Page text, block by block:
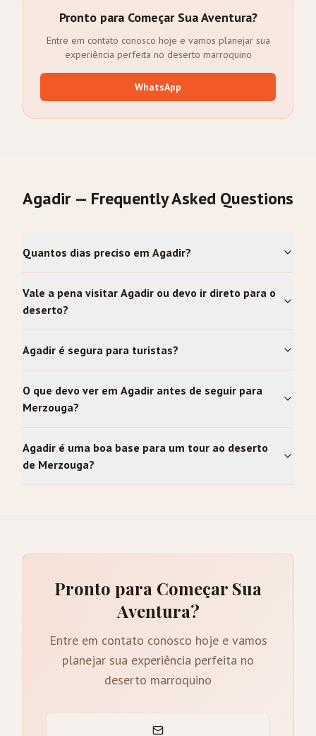
Pronto para Começar Sua Aventura?
Entre em contato conosco hoje e vamos planejar sua
experiência perfeita no deserto marroquino
WhatsApp
Agadir — Frequently Asked Questions
Quantos dias preciso em Agadir?
Vale a pena visitar Agadir ou devo ir direto para o
deserto?
Agadir é segura para turistas?
O que devo ver em Agadir antes de seguir para
Merzouga?
Agadir é uma boa base para um tour ao deserto
de Merzouga?
Pronto para Começar Sua
Aventura?
Entre em contato conosco hoje e vamos
planejar sua experiência perfeita no
deserto marroquino